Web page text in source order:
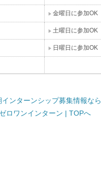
金曜日に参加OK
土曜日に参加OK
日曜日に参加OK
インターンシップ募集情報なら
ゼロワンインターン | TOPへ